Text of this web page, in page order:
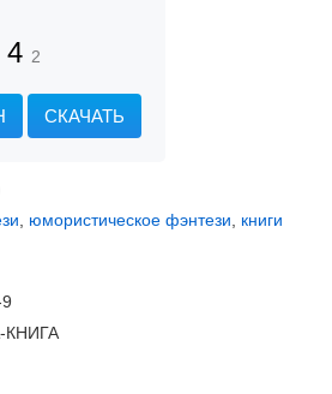
4 2
СКАЧАТЬ
, юмористическое фэнтези, книги
КНИГА